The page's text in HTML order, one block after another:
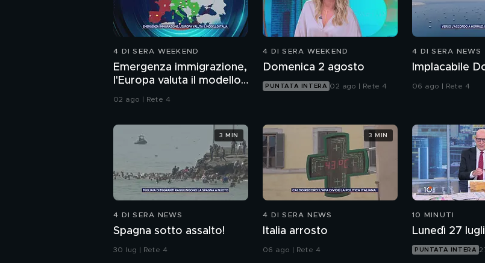
4 DI SERA WEEKEND
Emergenza immigrazione,
l'Europa valuta il modello
02 ago | Rete 4
4 DI SERA WEEKEND
Domenica 2 agosto
PUNTATA INTERA 02 ago | Rete 4
4 DI SERA NEWS
Implacabile
06 ago | Rete 4
4 DI SERA NEWS
Spagna sotto assalto!
30 lug | Rete 4
3 MIN
4 DI SERA NEWS
Italia arrosto
06 ago | Rete 4
3 MIN
10 MINUTI
Lunedì 27
PUNTATA INTERA